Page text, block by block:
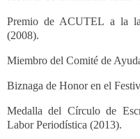
Premio de ACUTEL a la
(2008).
Miembro del Comité de
Biznaga de Honor en el
Medalla del Círculo de
Labor Periodística (2013).